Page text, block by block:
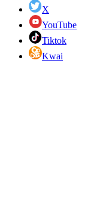
X
YouTube
Tiktok
Kwai